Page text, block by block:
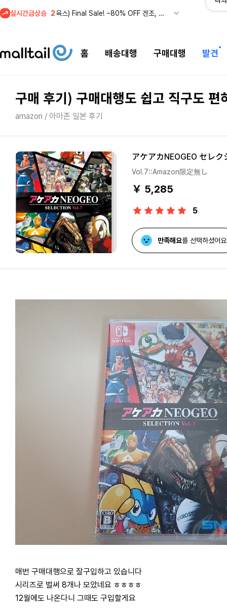
실시간급상승 2
육스) Final Sale! ~80% OFF 겐조, 메종 마르지엘라 특가
5
프리미엄 반다이) 원피스 3주년 카드 프리오더 오픈! (인기 상품은 품절·재입고 반복)
홈 배송대행 구매대행 발견
구매 후기) 구매대행도 쉽고 직구도
amazon / 아마존 일본 후기
アケアカNEOGEO セレ
Vol.7::Amazon限定無し
￥ 5,285
5
만족해요를 선택하셨어
매번 구매대행으로 잘구입하고 있습니다
시리즈로 벌써 8개나 모았네요 ㅎㅎㅎㅎ
12월에도 나온다니 그때도 구입할게요